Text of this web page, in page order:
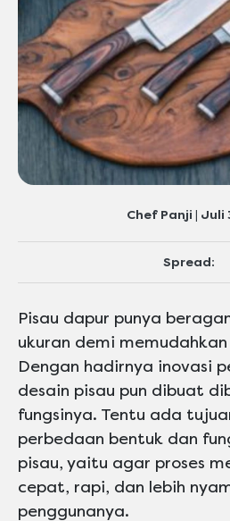
Chef Panji | Juli
Spread:
Pisau dapur punya
ukuran demi
Dengan hadirnya inovasi
desain pisau pun dibuat
fungsinya. Tentu ada
perbedaan bentuk dan
pisau, yaitu agar proses
cepat, rapi, dan lebih
penggunanya.